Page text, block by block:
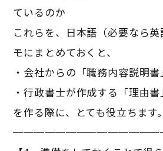
ているのか
これらを、日本語（必要なら
モにまとめておくと、
・会社からの「職務内容説明書」
・行政書士が作成する「理由書」
を作る際に、とても役立ちます。